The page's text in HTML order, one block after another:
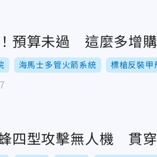
預算未過 這麼多增
海馬士多管火箭系統 標槍反裝甲
四型攻擊無人機 貫